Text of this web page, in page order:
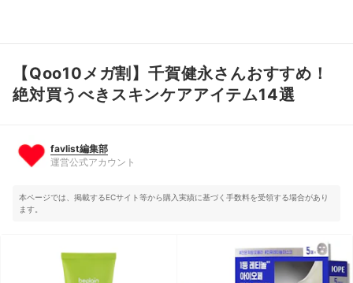
favlist編集部
運営公式アカウント
【Qoo10メガ割】千賀健永さんおすすめ！
絶対買うべきスキンケアアイテム14選
favlist編集部
運営公式アカウント
本ページでは、掲載するECサイト等から購入実績に基づく手数料を受領する場合があり
ます。